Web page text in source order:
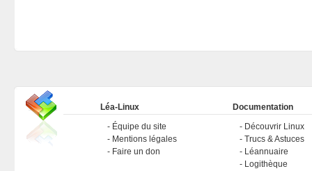
Léa-Linux
Équipe du site
Mentions légales
Faire un don
Documentation
Découvrir Linux
Trucs & Astuces
Léannuaire
Logithèque